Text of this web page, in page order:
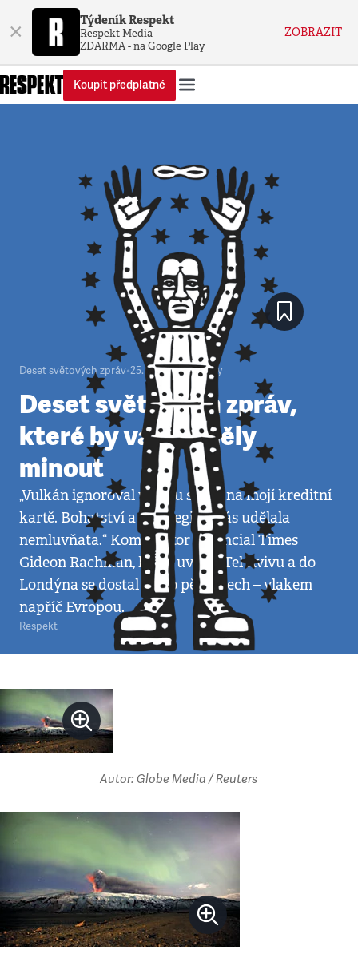
× Týdeník Respekt
Respekt Media
ZDARMA - na Google Play
ZOBRAZIT
Koupit předplatné
Deset světových zpráv•25. 4. 2010•4minuty
Deset světových zpráv,
které by vás neměly
minout
„Vulkán ignoroval velkou sumu na mojí kreditní
kartě. Bohatství a privilegia z nás udělala
nemluvňata.“ Komentátor Financial Times
Gideon Rachman, který uvízl v Tel Avivu a do
Londýna se dostal až po pěti dnech – vlakem
napříč Evropou.
Respekt
Autor: Globe Media / Reuters